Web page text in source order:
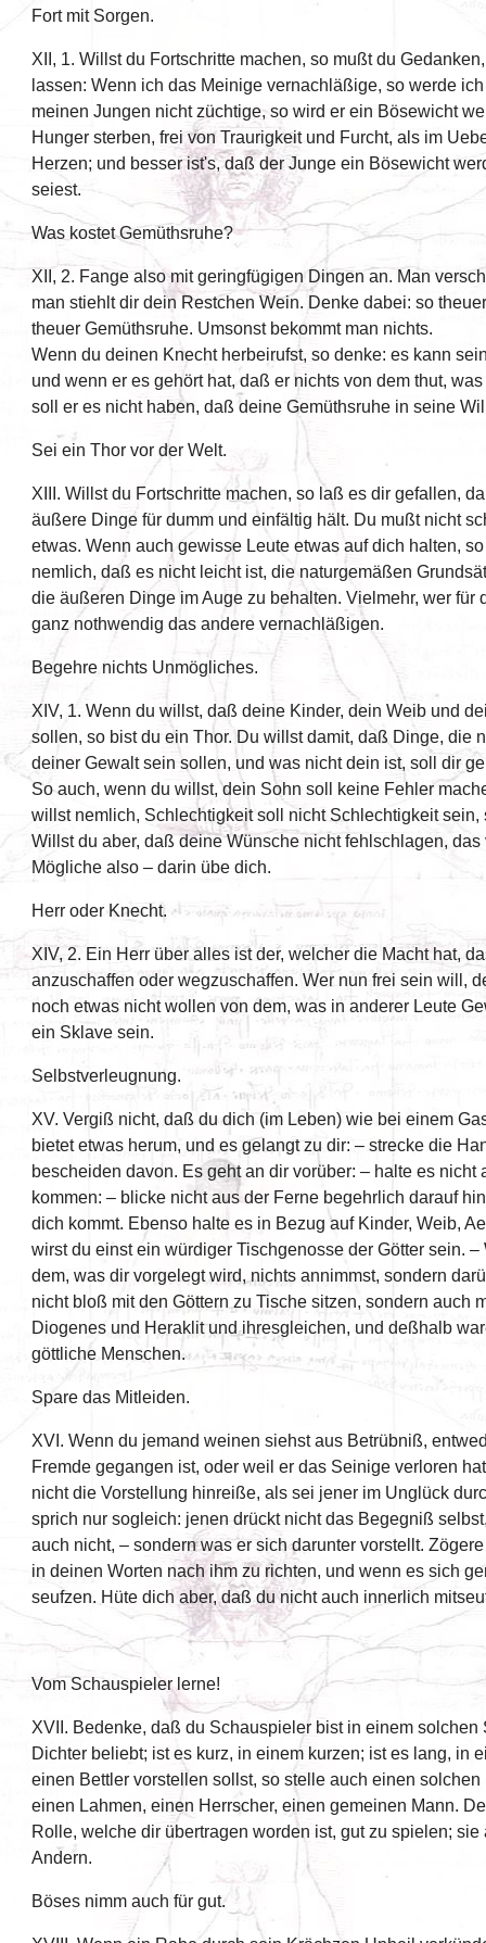
Fort mit Sorgen.
XII, 1. Willst du Fortschritte machen, so mußt du
lassen: Wenn ich das Meinige vernachläßige, so werde
meinen Jungen nicht züchtige, so wird er ein Bösewicht
Hunger sterben, frei von Traurigkeit und Furcht, als im
Herzen; und besser ist's, daß der Junge ein Bösewicht
seiest.
Was kostet Gemüthsruhe?
XII, 2. Fange also mit geringfügigen Dingen an. Man
man stiehlt dir dein Restchen Wein. Denke dabei: so
theuer Gemüthsruhe. Umsonst bekommt man nichts.
Wenn du deinen Knecht herbeirufst, so denke: es kann
und wenn er es gehört hat, daß er nichts von dem thut,
soll er es nicht haben, daß deine Gemüthsruhe in seine
Sei ein Thor vor der Welt.
XIII. Willst du Fortschritte machen, so laß es dir gefallen,
äußere Dinge für dumm und einfältig hält. Du mußt nicht
etwas. Wenn auch gewisse Leute etwas auf dich halten,
nemlich, daß es nicht leicht ist, die naturgemäßen
die äußeren Dinge im Auge zu behalten. Vielmehr, wer für
ganz nothwendig das andere vernachläßigen.
Begehre nichts Unmögliches.
XIV, 1. Wenn du willst, daß deine Kinder, dein Weib und
sollen, so bist du ein Thor. Du willst damit, daß Dinge, die
deiner Gewalt sein sollen, und was nicht dein ist, soll dir
So auch, wenn du willst, dein Sohn soll keine Fehler
willst nemlich, Schlechtigkeit soll nicht Schlechtigkeit sein,
Willst du aber, daß deine Wünsche nicht fehlschlagen,
Mögliche also – darin übe dich.
Herr oder Knecht.
XIV, 2. Ein Herr über alles ist der, welcher die Macht hat,
anzuschaffen oder wegzuschaffen. Wer nun frei sein will,
noch etwas nicht wollen von dem, was in anderer Leute
ein Sklave sein.
Selbstverleugnung.
XV. Vergiß nicht, daß du dich (im Leben) wie bei einem
bietet etwas herum, und es gelangt zu dir: – strecke die
bescheiden davon. Es geht an dir vorüber: – halte es nicht
kommen: – blicke nicht aus der Ferne begehrlich darauf
dich kommt. Ebenso halte es in Bezug auf Kinder, Weib,
wirst du einst ein würdiger Tischgenosse der Götter sein.
dem, was dir vorgelegt wird, nichts annimmst, sondern
nicht bloß mit den Göttern zu Tische sitzen, sondern auch
Diogenes und Heraklit und ihresgleichen, und deßhalb
göttliche Menschen.
Spare das Mitleiden.
XVI. Wenn du jemand weinen siehst aus Betrübniß,
Fremde gegangen ist, oder weil er das Seinige verloren
nicht die Vorstellung hinreiße, als sei jener im Unglück
sprich nur sogleich: jenen drückt nicht das Begegniß
auch nicht, – sondern was er sich darunter vorstellt.
in deinen Worten nach ihm zu richten, und wenn es sich
seufzen. Hüte dich aber, daß du nicht auch innerlich
Vom Schauspieler lerne!
XVII. Bedenke, daß du Schauspieler bist in einem solchen
Dichter beliebt; ist es kurz, in einem kurzen; ist es lang, in
einen Bettler vorstellen sollst, so stelle auch einen solchen
einen Lahmen, einen Herrscher, einen gemeinen Mann.
Rolle, welche dir übertragen worden ist, gut zu spielen;
Andern.
Böses nimm auch für gut.